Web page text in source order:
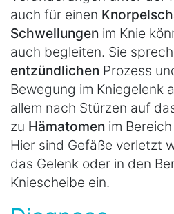
auch für einen
Schwellungen im Knie
auch begleiten. Sie
entzündlichen Prozess
Bewegung im Kniegelenk
allem nach Stürzen auf
zu Hämatomen im
Hier sind Gefäße verletzt
das Gelenk oder in den
Kniescheibe ein.